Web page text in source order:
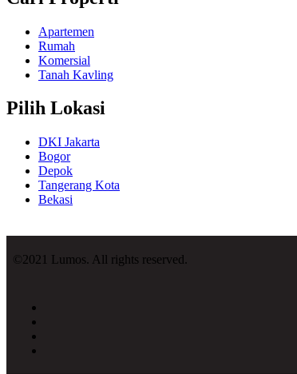
Apartemen
Rumah
Komersial
Tanah Kavling
Pilih Lokasi
DKI Jakarta
Bogor
Depok
Tangerang Kota
Bekasi
©2021 Lumos. All rights reserved.